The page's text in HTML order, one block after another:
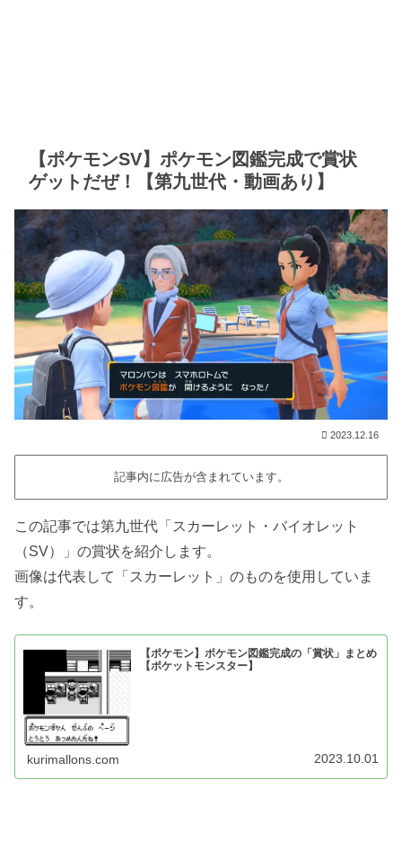
【ポケモンSV】ポケモン図鑑完成で賞状
ゲットだぜ！【第九世代・動画あり】
2023.12.16
記事内に広告が含まれています。
この記事では第九世代「スカーレット・バイオレット
（SV）」の賞状を紹介します。
画像は代表して「スカーレット」のものを使用していま
す。
【ポケモン】ポケモン図鑑完成の「賞状」まとめ
【ポケットモンスター】
kurimallons.com 2023.10.01